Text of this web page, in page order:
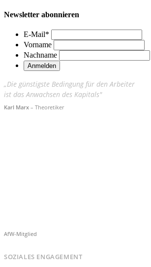
Newsletter abonnieren
E-Mail*
Vorname
Nachname
„Die günstigste Bedingung für den Arbeiter
ist das Anwachsen des Kapitals"
Karl Marx – Theoretiker
AfW-Mitglied
SOZIALES ENGAGEMENT